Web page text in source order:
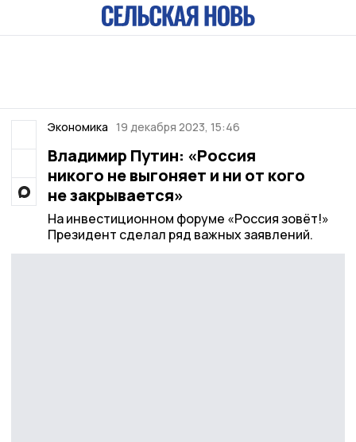
Экономика 19 декабря 2023, 15:46
Владимир Путин: «Россия
никого не выгоняет и ни от кого
не закрывается»
На инвестиционном форуме «Россия зовёт!»
Президент сделал ряд важных заявлений.